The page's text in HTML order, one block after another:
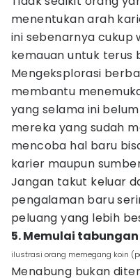
menentukan arah
ini sebenarnya cukup
kemauan untuk terus
Mengeksplorasi
membantu
yang selama ini
mereka yang sudah
mencoba hal baru
karier maupun
Jangan takut keluar
pengalaman baru
peluang yang lebih
5. Memulai
ilustrasi orang memegang koin
Menabung bukan